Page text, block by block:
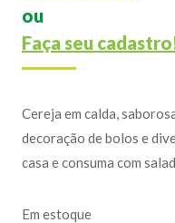
ou
Faça seu
Cereja em calda,
decoração de bolos e
casa e consuma com
Em estoque